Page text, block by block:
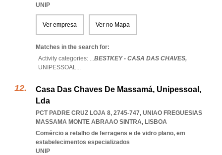
UNIP
Ver empresa Ver no Mapa
Matches in the search for:
Activity categories: ...BESTKEY - CASA DAS CHAVES,
UNIPESSOAL...
Casa Das Chaves De Massamá, Unipessoal,
Lda
PCT PADRE CRUZ LOJA 8, 2745-747, UNIAO FREGUESIAS
MASSAMA MONTE ABRAAO SINTRA, LISBOA
Comércio a retalho de ferragens e de vidro plano, em
estabelecimentos especializados
UNIP